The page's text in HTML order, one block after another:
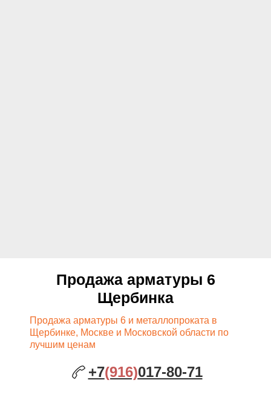
Продажа арматуры 6
Щербинка
Продажа арматуры 6 и металлопроката в
Щербинке, Москве и Московской области по
лучшим ценам
+7(916)017-80-71